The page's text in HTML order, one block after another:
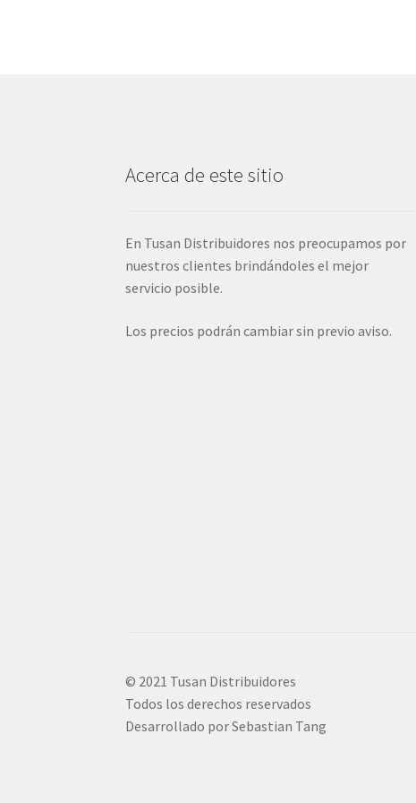
Acerca de este sitio
En Tusan Distribuidores nos preocupamos por
nuestros clientes brindándoles el mejor
servicio posible.
Los precios podrán cambiar sin previo aviso.
© 2021 Tusan Distribuidores
Todos los derechos reservados
Desarrollado por Sebastian Tang